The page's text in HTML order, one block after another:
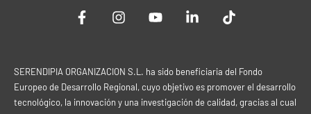
SERENDIPIA ORGANIZACION S.L. ha sido beneficiaria del Fondo
Europeo de Desarrollo Regional, cuyo objetivo es promover el desarrollo
tecnológico, la innovación y una investigación de calidad, gracias al cual